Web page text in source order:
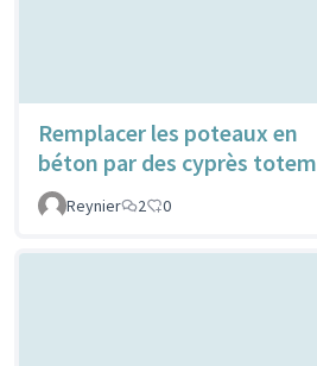
Remplacer les poteaux en
béton par des cyprès totem
Reynier
2 0